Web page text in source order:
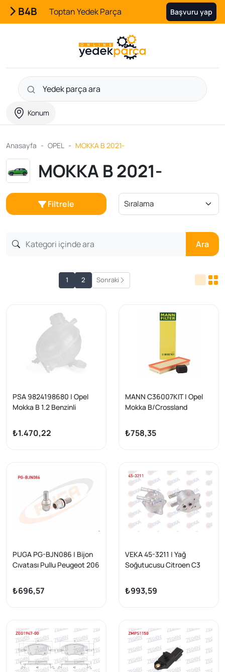
B4B Toptan Yedek Parça Başvuru yap
Konum
Anasayfa OPEL MOKKA B 2021-
MOKKA B 2021-
Filtrele
Ara
1 2 Sonraki
PSA 9824198680 | Opel
Mokka B 1.2 Benzinli
Su deposu Orijinal 2021 -
&gt,
₺1.470,22
MANN C36007KIT | Opel
Mokka B/Crossland
L/Corsa F;
Peugeot/Citroen 1.2 Hava
₺758,35
PUGA PG-BJN086 | Bijon
Cıvatası Pullu Peugeot 206
₺696,57
VEKA 45-3211 | Yağ
Soğutucusu Citroen C3
C3 III 1.2 Thp 16-/ C4 II 1.6
HDI 13-/ Opel Crossland-
Thp 13-/ 3008 1.2 Thp 13-/
508 1.6 HDI 14-18
₺993,59